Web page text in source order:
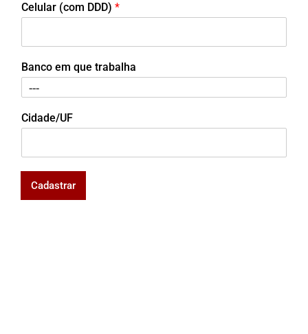
Celular (com DDD) *
Banco em que trabalha
Cidade/UF
Cadastrar